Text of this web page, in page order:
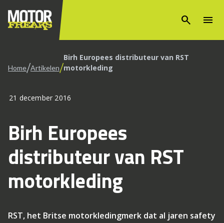
search menu
Home/Artikelen/Birh Europees distributeur van RST
motorkleding
21 december 2016
Birh Europees
distributeur van RST
motorkleding
RST, het Britse motorkledingmerk dat al jaren safety